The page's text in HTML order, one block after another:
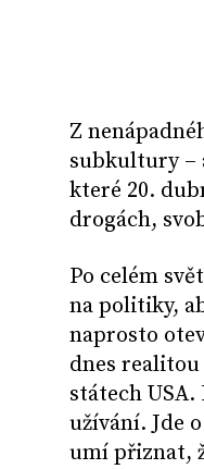
Z
subkultury –
které 20.
drogách,
Po celém
na politiky,
naprosto
dnes
státech USA.
užívání. Jde
umí přiznat,